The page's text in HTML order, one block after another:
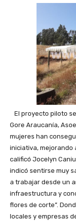
El proyecto piloto
Gore Araucanía,
mujeres han
iniciativa, mejorando
calificó Jocelyn
indicó sentirse muy
a trabajar desde un
infraestructura y
flores de corte”.
locales y empresas